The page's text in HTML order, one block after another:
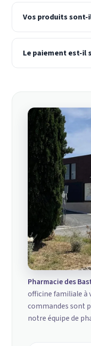
Vos produits sont-
Le paiement est-il
Pharmacie des
officine familiale à
commandes sont
notre équipe de